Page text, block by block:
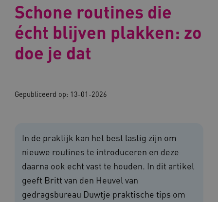
Schone routines die
écht blijven plakken: zo
doe je dat
Gepubliceerd op: 13-01-2026
In de praktijk kan het best lastig zijn om
nieuwe routines te introduceren en deze
daarna ook echt vast te houden. In dit artikel
geeft Britt van den Heuvel van
gedragsbureau Duwtje praktische tips om